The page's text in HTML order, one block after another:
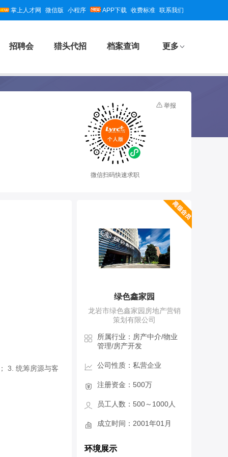
掌上人才网 微信版 小程序 APP下载 收费标准 联系我们
招聘会 猎头代招 档案查询 更多
微信扫码快速求职
举报
3. 统筹房源与客
绿色鑫家园
龙岩市绿色鑫家园房地产营销
策划有限公司
所属行业：房产中介/物业
管理/房产开发
公司性质：私营企业
注册资金：500万
员工人数：500～1000人
成立时间：2001年01月
环境展示